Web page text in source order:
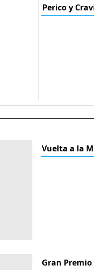
Perico y
Vuelta a la
Gran Premio